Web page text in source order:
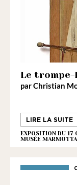
Le trompe-
par Christian
LIRE LA SUITE
EXPOSITION DU
MUSÉE